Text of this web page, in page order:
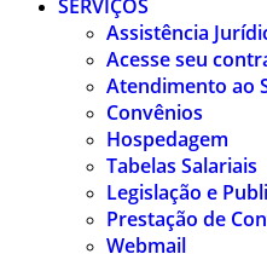
SERVIÇOS
Assistência
Acesse seu
Atendimento ao
Convênios
Hospedagem
Tabelas Salariais
Legislação e
Prestação de
Webmail